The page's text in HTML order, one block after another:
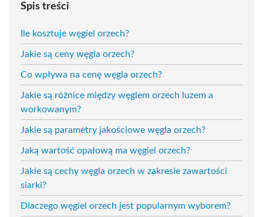
Spis treści
Ile kosztuje węgiel orzech?
Jakie są ceny węgla orzech?
Co wpływa na cenę węgla orzech?
Jakie są różnice między węglem orzech luzem a
workowanym?
Jakie są parametry jakościowe węgla orzech?
Jaką wartość opałową ma węgiel orzech?
Jakie są cechy węgla orzech w zakresie zawartości
siarki?
Dlaczego węgiel orzech jest popularnym wyborem?